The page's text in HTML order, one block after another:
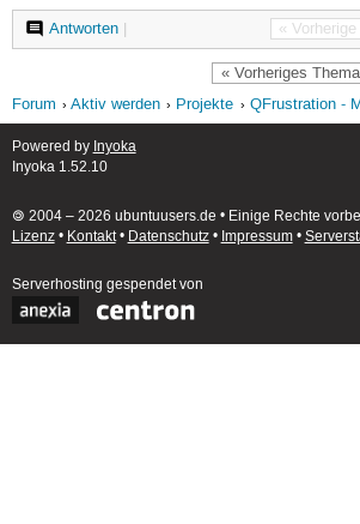
« Vorherige
Antworten|
« Vorheriges Thema
Forum Aktiv werden Projekte QFrustration -
Powered by Inyoka
Inyoka 1.52.10
🄯 2004 – 2026 ubuntuusers.de • Einige Rechte
Lizenz• Kontakt• Datenschutz• Impressum•
Serverhosting gespendet von